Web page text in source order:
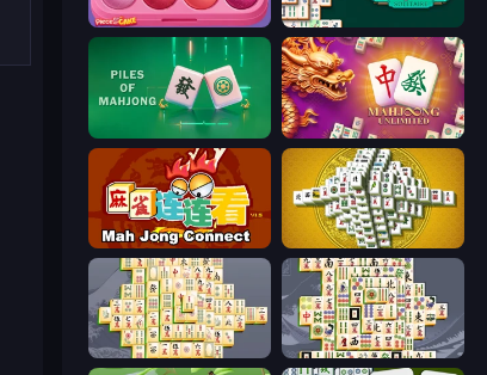
Piece of Cake: Merge and Bake Mahjongg Solitaire
Piles of Mahjong Mahjong Unlimited
Mahjong Connect (Legacy) Mahjong Tower
Mahjong Online Mahjong Titans